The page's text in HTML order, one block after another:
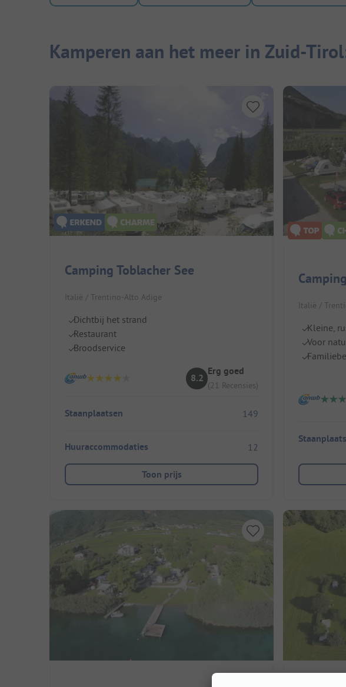
Kamperen aan het meer in Zuid-
Camping Toblacher See
Italië / Trentino-Alto Adige
Dichtbij het strand
Restaurant
Broodservice
8.2
Erg goed
(21 Recensies)
Staanplaatsen 149
Huuraccommodaties 12
Toon prijs
Italië /
Kleine,
Voor